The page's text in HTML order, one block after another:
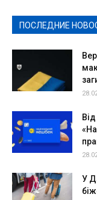
ПОСЛЕДНИЕ
У